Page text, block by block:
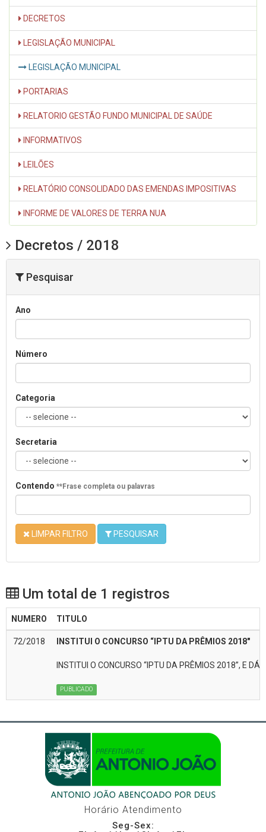
DECRETOS
LEGISLAÇÃO MUNICIPAL
LEGISLAÇÃO MUNICIPAL
PORTARIAS
RELATORIO GESTÃO FUNDO MUNICIPAL DE SAÚDE
INFORMATIVOS
LEILÕES
RELATÓRIO CONSOLIDADO DAS EMENDAS IMPOSITIVAS
INFORME DE VALORES DE TERRA NUA
Decretos / 2018
Pesquisar
Ano
Número
Categoria
Secretaria
Contendo **Frase completa ou palavras
LIMPAR FILTRO PESQUISAR
Um total de 1 registros
NUMERO TITULO
72/2018 INSTITUI O CONCURSO “IPTU DA PRÊMIOS 2018"
INSTITUI O CONCURSO “IPTU DA PRÊMIOS 2018”, E DÁ
PUBLICADO
Horário Atendimento
Seg-Sex: